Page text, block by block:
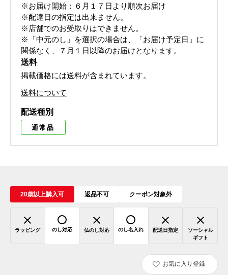
※お届け開始：６月１７日より順次お届け
※配達日の指定は出来ません。
※店舗でのお受取りはできません。
※「中元のし」を選択の場合は、「お届け予定日」に
関係なく、７月１日以降のお届けとなります。
送料
掲載価格には送料が含まれています。
送料について
配送種別
通常品
20歳以上購入可 返品不可 クーポン対象外
ラッピング のし対応 仏のし対応 のし名入れ 配送日指定
ソーシャル
ギフト
お気に入り登録